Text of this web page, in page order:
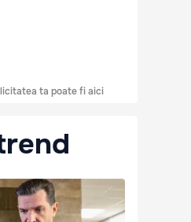
ta poate fi aici